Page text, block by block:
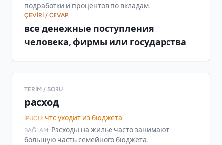
подработки и процентов по вкладам.
ÇEVIRI / CEVAP
все денежные поступления
человека, фирмы или государства
TERIM / SORU
расход
İPUCU: что уходит из бюджета
BAĞLAM: Расходы на жильё часто занимают
большую часть семейного бюджета.